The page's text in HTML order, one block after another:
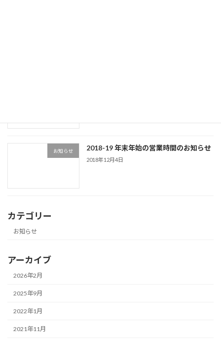
お知らせ 2018-19 年末年始の営業時間のお知らせ
2018年12月4日
カテゴリー
お知らせ
アーカイブ
2026年2月
2025年9月
2022年1月
2021年11月